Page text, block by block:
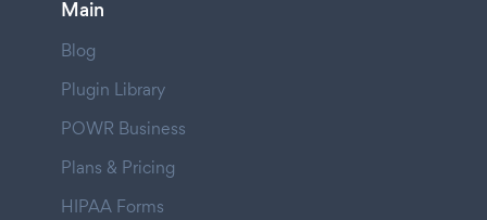
Main
Blog
Plugin Library
POWR Business
Plans & Pricing
HIPAA Forms